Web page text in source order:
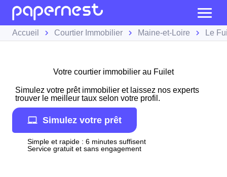
Accueil Courtier Immobilier Maine-et-Loire Le
Votre courtier immobilier au Fuilet
Simulez votre prêt immobilier et laissez nos experts
trouver le meilleur taux selon votre profil.
Simulez votre prêt
Simple et rapide : 6 minutes suffisent
Service gratuit et sans engagement